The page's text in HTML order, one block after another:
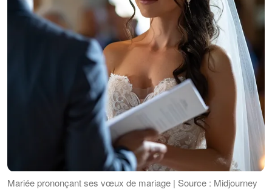
Mariée prononçant ses vœux de mariage | Source : Midjourney